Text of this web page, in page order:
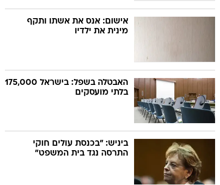
אישום: אנס את אשתו ותקף
מינית את ילדיו
האבטלה בשפל: בישראל 175,000
בלתי מועסקים
ביניש: "בכנסת עולים חוקי
התרסה נגד בית המשפט"